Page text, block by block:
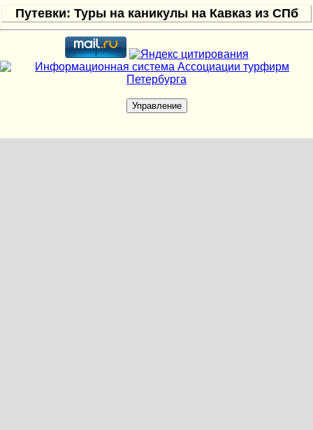
Путевки: Туры на каникулы на Кавказ из СПб